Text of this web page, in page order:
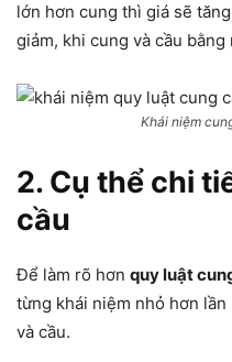
lớn hơn cung thì giá sẽ
giảm, khi cung và cầu
Khái niệm
2. Cụ thể chi
cầu
Để làm rõ hơn quy luật
từng khái niệm nhỏ hơn
và cầu.